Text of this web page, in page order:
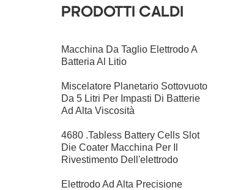
PRODOTTI CALDI
Macchina Da Taglio Elettrodo A
Batteria Al Litio
Miscelatore Planetario Sottovuoto
Da 5 Litri Per Impasti Di Batterie
Ad Alta Viscosità
4680 .Tabless Battery Cells Slot
Die Coater Macchina Per Il
Rivestimento Dell'elettrodo
Elettrodo Ad Alta Precisione